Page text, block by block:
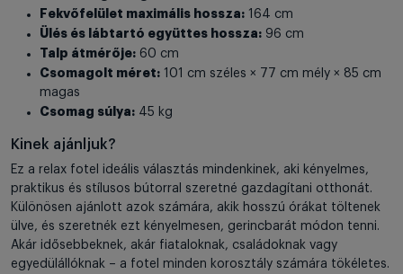
Fekvőfelület maximális hossza: 164 cm
Ülés és lábtartó együttes hossza: 96 cm
Talp átmérője: 60 cm
Csomagolt méret: 101 cm széles × 77 cm mély × 85 cm
magas
Csomag súlya: 45 kg
Kinek ajánljuk?
Ez a relax fotel ideális választás mindenkinek, aki kényelmes,
praktikus és stílusos bútorral szeretné gazdagítani otthonát.
Különösen ajánlott azok számára, akik hosszú órákat töltenek
ülve, és szeretnék ezt kényelmesen, gerincbarát módon tenni.
Akár idősebbeknek, akár fiataloknak, családoknak vagy
egyedülállóknak – a fotel minden korosztály számára tökéletes.